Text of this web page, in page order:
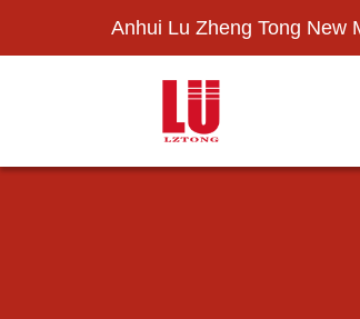
Anhui Lu Zheng Tong New